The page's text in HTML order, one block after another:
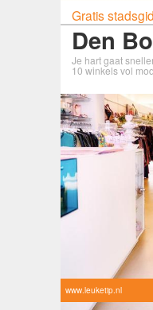
Gratis
Den
Je hart gaat
10 winkels vol
www.leuketip.nl